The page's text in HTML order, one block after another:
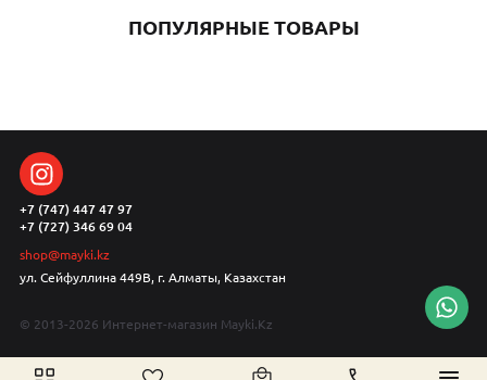
ПОПУЛЯРНЫЕ ТОВАРЫ
+7 (747) 447 47 97
+7 (727) 346 69 04
shop@mayki.kz
ул. Сейфуллина 449В, г. Алматы, Казахстан
© 2013-2026 Интернет-магазин Mayki.Kz